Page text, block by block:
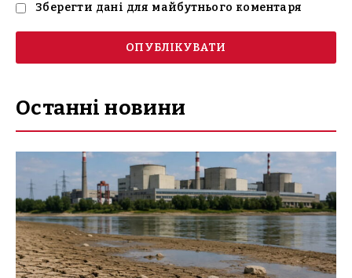
Зберегти дані для майбутнього коментаря
Останні новини